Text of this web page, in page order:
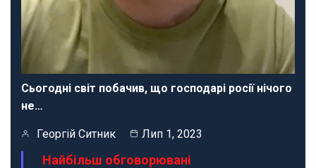
Сьогодні світ побачив, що господарі росії нічого
не…
Георгій Ситник Лип 1, 2023
Найбільш обговорювані